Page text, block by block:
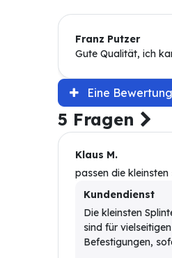
Franz Putzer
Gute Qualität, ich
Eine
5 Fragen
Klaus M.
passen die
Kundendienst
Die kleinsten
sind für
Befestigungen,